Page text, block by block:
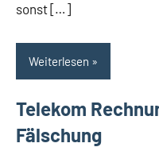
sonst […]
Weiterlesen
Telekom
Fälschung